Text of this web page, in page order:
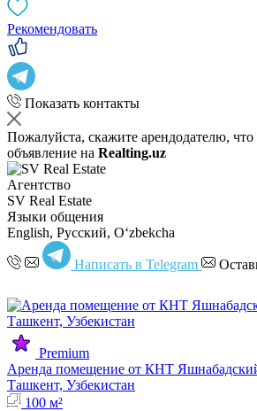
Рекомендовать
Показать контакты
Пожалуйста, скажите арендодателю,
объявление на Realting.uz
Агентство
SV Real Estate
Языки общения
English, Русский, Oʻzbekcha
Написать в Telegram
Premium
Аренда помещение от КНТ
Ташкент, Узбекистан
100 м²